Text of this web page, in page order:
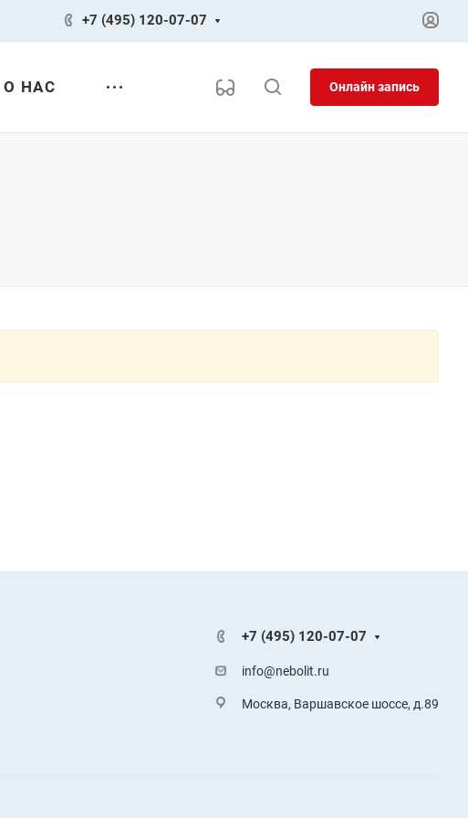
+7 (495) 120-07-07
О НАС Онлайн запись
+7 (495) 120-07-07
info@nebolit.ru
Москва, Варшавское шоссе, д.89